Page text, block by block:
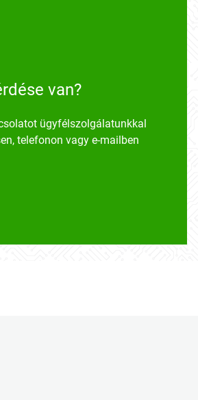
van?
ügyfélszolgálatunkkal
telefonon vagy e-mailben